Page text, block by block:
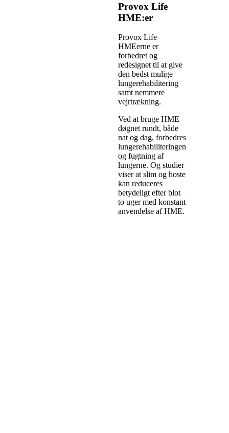
Provox Life
HME:er
Provox Life
HMEerne er
forbedret og
redesignet til at give
den bedst mulige
lungerehabilitering
samt nemmere
vejrtrækning.
Ved at bruge HME
døgnet rundt, både
nat og dag, forbedres
lungerehabiliteringen
og fugtning af
lungerne. Og studier
viser at slim og hoste
kan reduceres
betydeligt efter blot
to uger med konstant
anvendelse af HME.